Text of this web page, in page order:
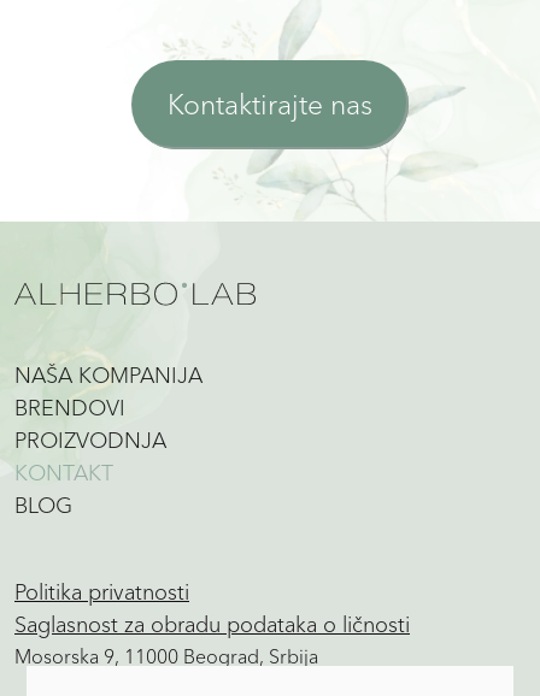
Kontaktirajte nas
NAŠA KOMPANIJA
BRENDOVI
PROIZVODNJA
KONTAKT
BLOG
Politika privatnosti
Saglasnost za obradu podataka o ličnosti
Mosorska 9, 11000 Beograd, Srbija